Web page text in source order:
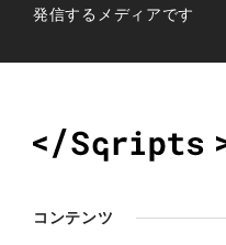
発信するメディアです
コンテンツ